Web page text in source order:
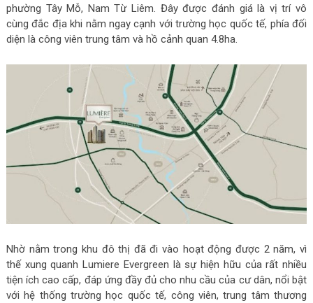
phường Tây Mỗ, Nam Từ Liêm. Đây được đánh giá là vị trí vô
cùng đắc địa khi nằm ngay cạnh với trường học quốc tế, phía đối
diện là công viên trung tâm và hồ cảnh quan 4.8ha.
Nhờ nằm trong khu đô thị đã đi vào hoạt động được 2 năm, vì
thế xung quanh Lumiere Evergreen là sự hiện hữu của rất nhiều
tiện ích cao cấp, đáp ứng đầy đủ cho nhu cầu của cư dân, nổi bật
với hệ thống trường học quốc tế, công viên, trung tâm thương